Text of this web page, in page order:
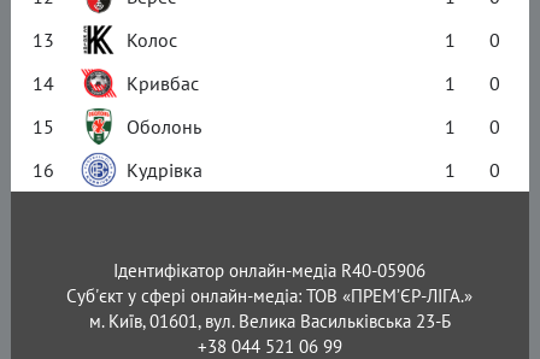
13
Колос 1
0
14
Кривбас 1
0
15
Оболонь 1
0
16
Кудрівка 1 0
Ідентифікатор онлайн-медіа R40-05906
Суб'єкт у сфері онлайн-медіа: ТОВ «ПРЕМ’ЄР-ЛІГА.»
м. Київ, 01601, вул. Велика Васильківська 23-Б
+38 044 521 06 99